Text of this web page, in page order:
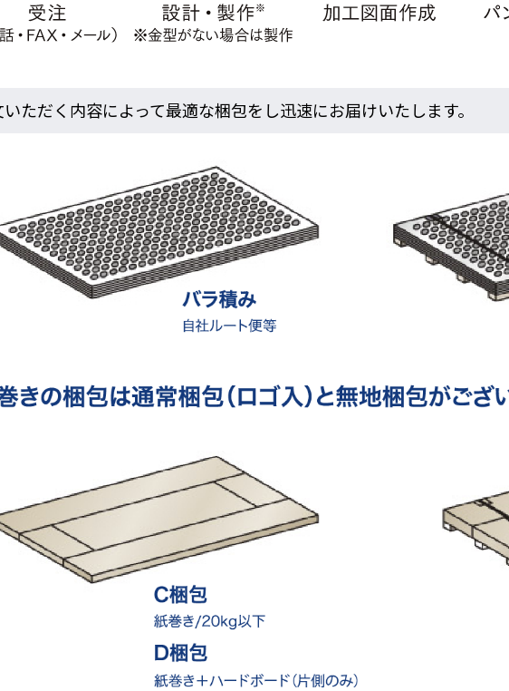
ただく内容によって最適な梱包をし迅速にお届けいたします。